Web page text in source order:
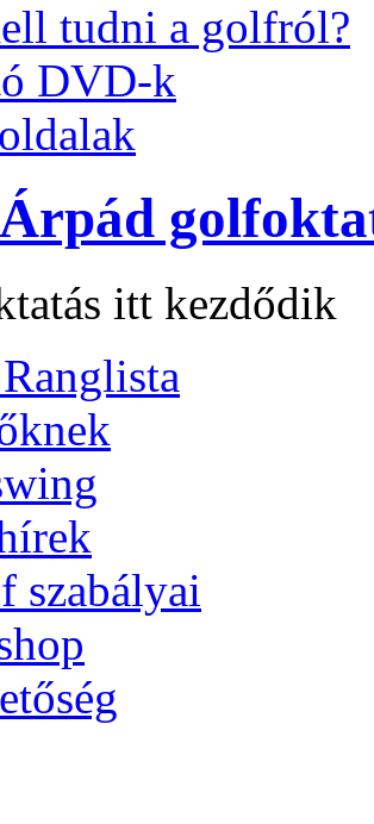
tudni a golfról?
DVD-k
itt kezdődik
szabályai